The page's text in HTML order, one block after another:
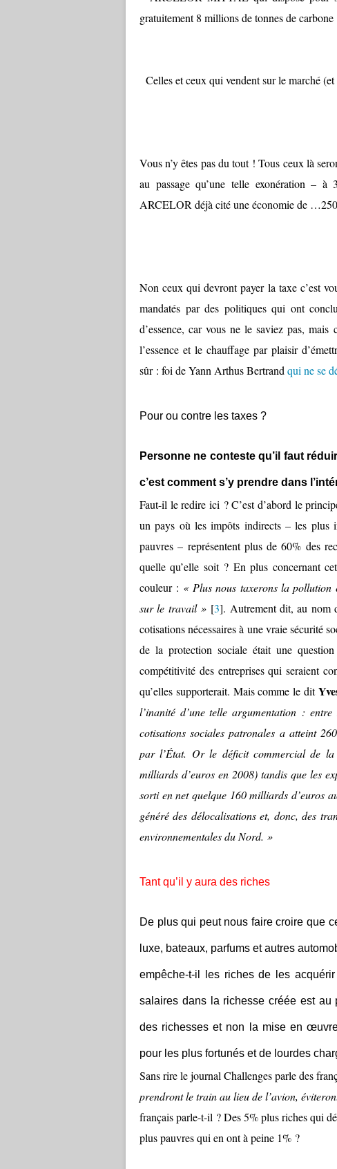
gratuitement 8 millions de tonnes de carbone
Celles et ceux qui vendent sur le marché
Vous n’y êtes pas du tout ! Tous ceux là
au passage qu’une telle exonération –
ARCELOR déjà cité une économie de
Non ceux qui devront payer la taxe c’est
mandatés par des politiques qui ont
d’essence, car vous ne le saviez pas,
l’essence et le chauffage par plaisir
sûr : foi de Yann Arthus Bertrand qui ne se
Pour ou contre les taxes ?
Personne ne conteste qu’il faut
c’est comment s’y prendre dans
Faut-il le redire ici ? C’est d’abord le
un pays où les impôts indirects – les plus
pauvres – représentent plus de 60% des
quelle qu’elle soit ? En plus concernant
couleur : « Plus nous taxerons la pollution
sur le travail » [3]. Autrement dit, au nom
cotisations nécessaires à une vraie sécurité
de la protection sociale était une
compétitivité des entreprises qui seraient
qu’elles supporterait. Mais comme le dit
l’inanité d’une telle argumentation :
cotisations sociales patronales a atteint
par l’État. Or le déficit commercial de
milliards d’euros en 2008) tandis que les
sorti en net quelque 160 milliards d’euros
généré des délocalisations et, donc, des
environnementales du Nord. »
Tant qu’il y aura des riches
De plus qui peut nous faire croire que
luxe, bateaux, parfums et autres
empêche-t-il les riches de les
salaires dans la richesse créée est au
des richesses et non la mise en
pour les plus fortunés et de lourdes
Sans rire le journal Challenges parle des
prendront le train au lieu de l’avion,
français parle-t-il ? Des 5% plus riches qui
plus pauvres qui en ont à peine 1% ?